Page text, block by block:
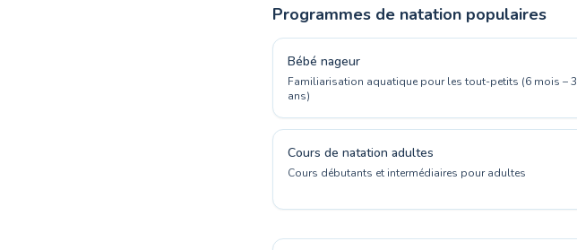
Programmes de natation populaires
Bébé nageur
Familiarisation aquatique pour les tout-petits (6 mois – 3
ans)
Cours de natation adultes
Cours débutants et intermédiaires pour adultes